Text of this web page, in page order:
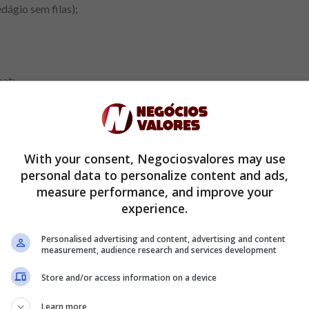
sem filas);
de cheque especial;
da rede Banco 24Horas;
mínima para cartão de crédito;
Mastercard Surpreenda), entre outros.
e pedir o cartão
que já possuem uma conta digital C6 Bank, a função de cartão
Veja como fazer:
With your consent, Negociosvalores may use
personal data to personalize content and ads,
measure performance, and improve your
experience.
Personalised advertising and content, advertising and content
measurement, audience research and services development
Store and/or access information on a device
Learn more